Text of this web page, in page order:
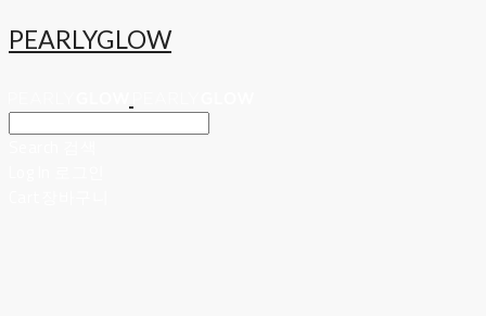
PEARLYGLOW